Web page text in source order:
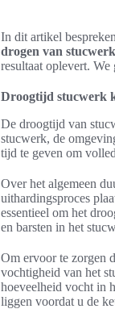
In dit artikel
drogen van stucwerk
resultaat oplevert.
Droogtijd stucwerk
De droogtijd van
stucwerk, de
tijd te geven om
Over het algemeen
uithardingsproces
essentieel om het
en barsten in het
Om ervoor te zorgen
vochtigheid van het
hoeveelheid vocht in
liggen voordat u de